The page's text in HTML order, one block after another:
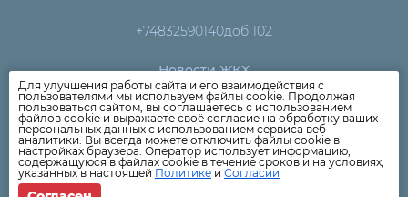
+74832590140доб 102
Новости ЖКХ
Новости компании
Как оплатить
Дома
Раскрытие информации
Вопросы
Для улучшения работы сайта и его взаимодействия с
пользователями мы используем файлы cookie. Продолжая
пользоваться сайтом, вы соглашаетесь с использованием
файлов cookie и выражаете своё согласие на обработку ваших
персональных данных с использованием сервиса веб-
аналитики. Вы всегда можете отключить файлы cookie в
настройках браузера. Оператор использует информацию,
содержащуюся в файлах cookie в течение сроков и на условиях,
указанных в настоящей Политике и Согласии